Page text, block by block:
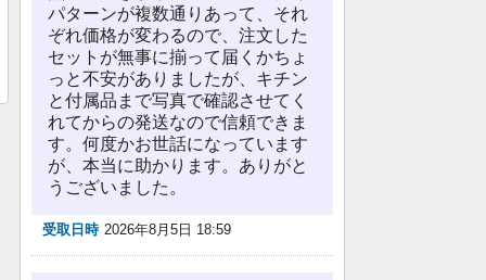
パターンが複数通りあって、それ
ぞれ価格が変わるので、注文した
セットが無事に揃って届くかちょ
っと不安がありましたが、キチン
と付属品まで写真で確認させてく
れてからの発送なので信頼できま
す。何度かお世話になっています
が、本当に助かります。ありがと
うございました。
受取日時 2026年8月5日 18:59